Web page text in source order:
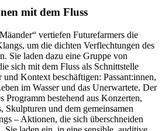
mit dem Fluss
vertiefen Futurefarmers die
um die dichten Verflechtungen des
Sie laden dazu eine Gruppe von
sich mit dem Fluss als Schnittstelle
und Kontext beschäftigen: Passant:innen,
im Wasser und das Unerwartete. Der
Programm bestehend aus Konzerten,
Skulpturen und dem gemeinsamen
– Aktionen, die sich überschneiden